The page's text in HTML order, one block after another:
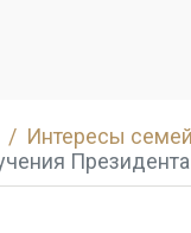
Интересы семей